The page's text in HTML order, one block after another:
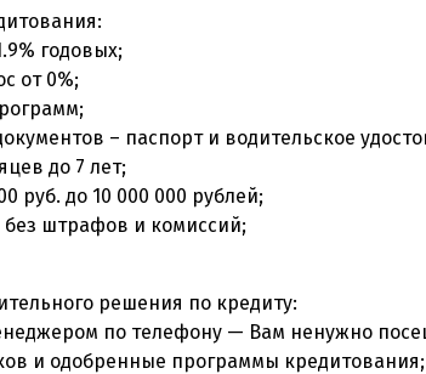
годовых;
от 0%;
– паспорт и водительское
до 7 лет;
руб. до 10 000 000 рублей;
штрафов и комиссий;
решения по кредиту:
по телефону — Вам ненужно
и одобренные программы кредитования;